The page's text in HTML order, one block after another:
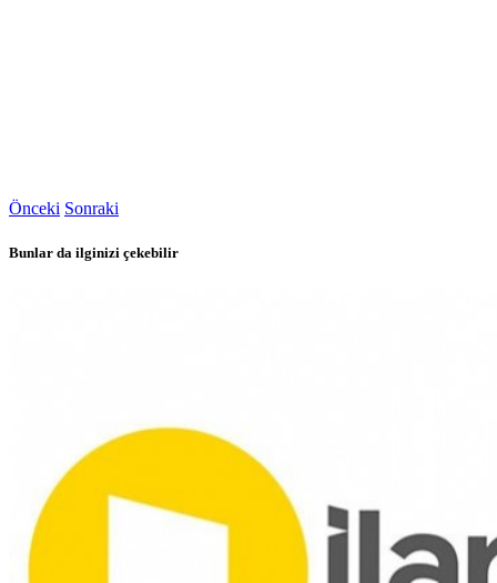
Önceki Sonraki
Bunlar da ilginizi çekebilir